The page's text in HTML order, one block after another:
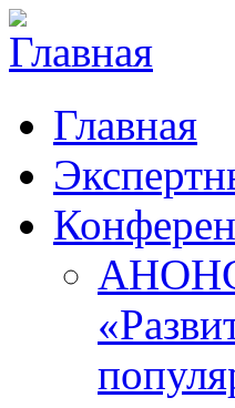
Главная
АНОНС: